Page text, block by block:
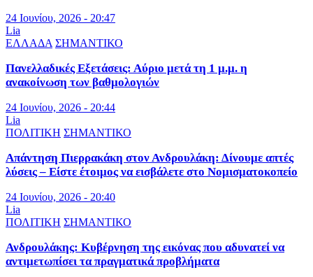
24 Ιουνίου, 2026 - 20:47
Lia
ΕΛΛΑΔΑ ΣΗΜΑΝΤΙΚΟ
Πανελλαδικές Εξετάσεις: Αύριο μετά τη 1 μ.μ. η
ανακοίνωση των βαθμολογιών
24 Ιουνίου, 2026 - 20:44
Lia
ΠΟΛΙΤΙΚΗ ΣΗΜΑΝΤΙΚΟ
Απάντηση Πιερρακάκη στον Ανδρουλάκη: Δίνουμε απτές
λύσεις – Είστε έτοιμος να εισβάλετε στο Νομισματοκοπείο
24 Ιουνίου, 2026 - 20:40
Lia
ΠΟΛΙΤΙΚΗ ΣΗΜΑΝΤΙΚΟ
Ανδρουλάκης: Κυβέρνηση της εικόνας που αδυνατεί να
αντιμετωπίσει τα πραγματικά προβλήματα